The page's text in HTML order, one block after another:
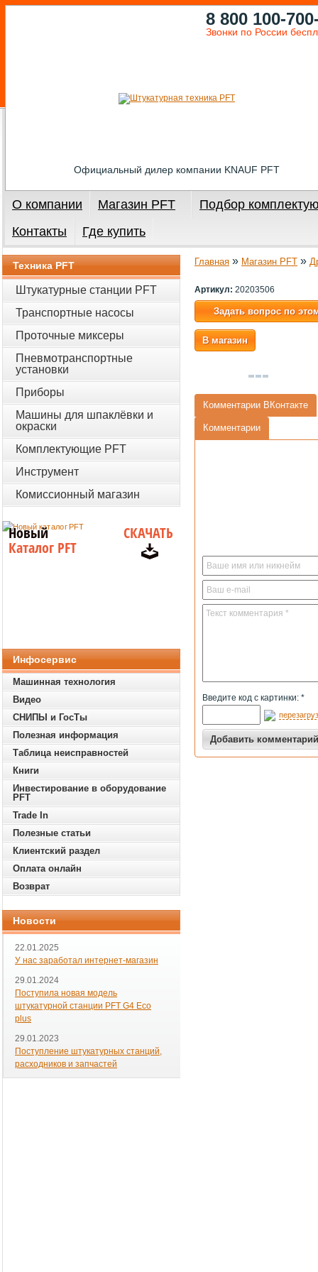
Официальный дилер компании KNAUF PFT
8 800 100-
Звонки по России
О компании Магазин PFT
Подбор
Контакты
Где купить
Главная » Магазин PFT »
Артикул: 20203506
Задать вопрос по
В магазин
Комментарии ВКонтакте
Комментарии
Введите код с картинки: *
Техника PFT
Штукатурные станции PFT
Транспортные насосы
Проточные миксеры
Пневмотранспортные
установки
Приборы
Машины для шпаклёвки и
окраски
Комплектующие PFT
Инструмент
Комиссионный магазин
Новый
Каталог PFT
СКАЧАТЬ
Инфосервис
Машинная технология
Видео
СНИПЫ и ГосТы
Полезная информация
Таблица неисправностей
Книги
Инвестирование в оборудование
PFT
Trade In
Полезные статьи
Клиентский раздел
Оплата онлайн
Возврат
Новости
22.01.2025
У нас заработал интернет-магазин
29.01.2024
Поступила новая модель
штукатурной станции PFT G4 Eco
plus
29.01.2023
Поступление штукатурных станций,
расходников и запчастей